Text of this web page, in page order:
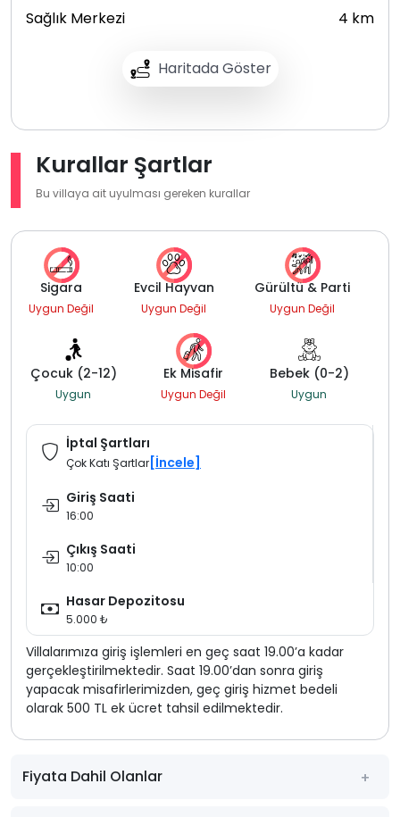
Haritada Göster
Sağlık Merkezi 4 km
Kurallar Şartlar
Bu villaya ait uyulması gereken kurallar
Sigara
Uygun Değil
Evcil Hayvan
Uygun Değil
Gürültü & Parti
Uygun Değil
Çocuk (2-12)
Uygun
Ek Misafir
Uygun Değil
Bebek (0-2)
Uygun
İptal Şartları
Çok Katı Şartlar [İncele]
Giriş Saati
16:00
Çıkış Saati
10:00
Hasar Depozitosu
5.000 ₺
Villalarımıza giriş işlemleri en geç saat 19.00’a kadar
gerçekleştirilmektedir. Saat 19.00’dan sonra giriş
yapacak misafirlerimizden, geç giriş hizmet bedeli
olarak 500 TL ek ücret tahsil edilmektedir.
Fiyata Dahil Olanlar